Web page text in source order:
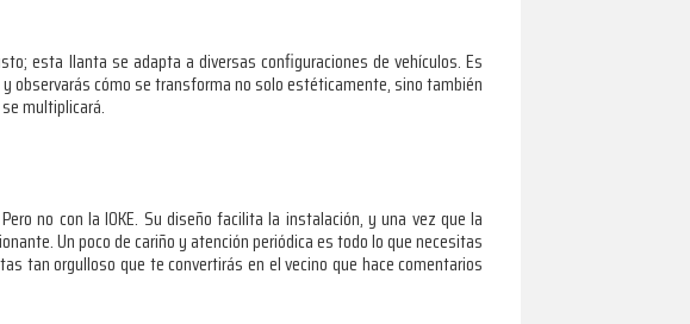
esta llanta se adapta a diversas configuraciones de vehículos. Es
observarás cómo se transforma no solo estéticamente, sino también
multiplicará.
no con la IOKE. Su diseño facilita la instalación, y una vez que la
Un poco de cariño y atención periódica es todo lo que necesitas
tan orgulloso que te convertirás en el vecino que hace comentarios